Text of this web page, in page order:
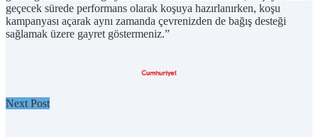
geçecek sürede performans olarak koşuya hazırlanırken, koşu
kampanyası açarak aynı zamanda çevrenizden de bağış desteği
sağlamak üzere gayret göstermeniz.”
Next Post